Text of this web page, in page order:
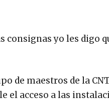
consignas yo les digo
de maestros de la
el acceso a las